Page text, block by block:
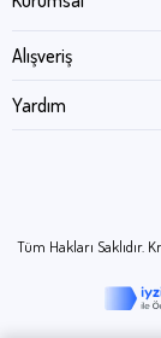
Alışveriş
Yardım
Tüm Hakları Saklıdır.